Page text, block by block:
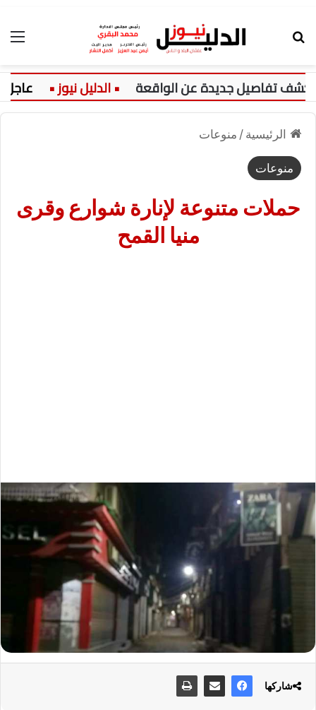
جديدة عن الواقعة عاجل:
الرئيسية / منوعات
منوعات
حملات متنوعة لإنارة شوارع وقرى
منيا القمح
شاركها